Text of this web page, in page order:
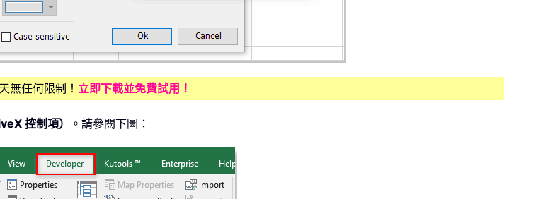
無任何限制！ 立即下載並免費試用！
控制項） 。請參閱下圖：